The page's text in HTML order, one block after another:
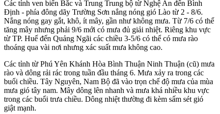
Các tỉnh ven biển Bắc và Trung Trung bộ từ Nghệ An đến Bình
Định - phía đông dãy Trường Sơn nắng nóng gió Lào từ 2 - 8/6.
Nắng nóng gay gắt, khô, ít mây, gần như không mưa. Từ 7/6 có thể
tăng mây nhưng phải 9/6 mới có mưa đủ giải nhiệt. Riêng khu vực
từ TP. Huế đến Quảng Ngãi các chiều 3-5/6 có thể có mưa rào
thoáng qua vài nơi nhưng xác suất mưa không cao.
Các tỉnh từ Phú Yên Khánh Hòa Bình Thuận Ninh Thuận (cũ) mưa
rào và dông rải rác trong tuần đầu tháng 6. Mưa xảy ra trong các
buổi chiều. Tây Nguyên, Nam Bộ đã vào trọn chế độ mưa của mùa
mưa gió tây nam. Mây dông lên nhanh và mưa khá nhiều khu vực
trong các buổi trưa chiều. Dông nhiệt thường đi kèm sấm sét gió
giật mạnh.